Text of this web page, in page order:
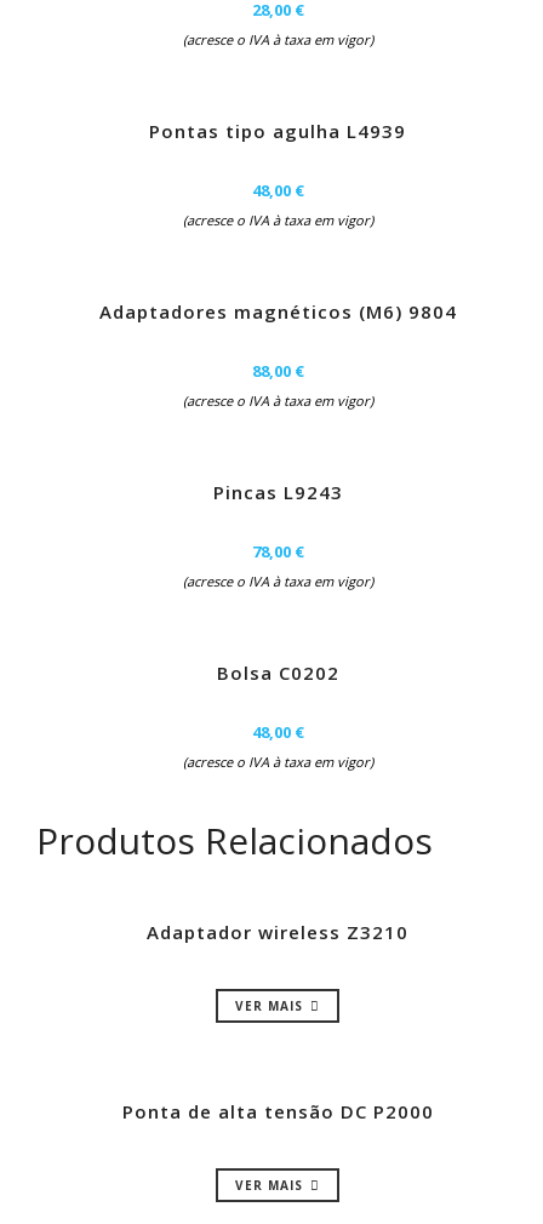
28,00 €
(acresce o IVA à taxa em vigor)
Pontas tipo agulha L4939
48,00 €
(acresce o IVA à taxa em vigor)
Adaptadores magnéticos (M6) 9804
88,00 €
(acresce o IVA à taxa em vigor)
Pincas L9243
78,00 €
(acresce o IVA à taxa em vigor)
Bolsa C0202
48,00 €
(acresce o IVA à taxa em vigor)
Produtos Relacionados
Adaptador wireless Z3210
VER MAIS
Ponta de alta tensão DC P2000
VER MAIS